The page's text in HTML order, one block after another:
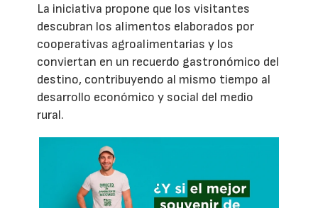
La iniciativa propone que los visitantes
descubran los alimentos elaborados por
cooperativas agroalimentarias y los
conviertan en un recuerdo gastronómico del
destino, contribuyendo al mismo tiempo al
desarrollo económico y social del medio
rural.